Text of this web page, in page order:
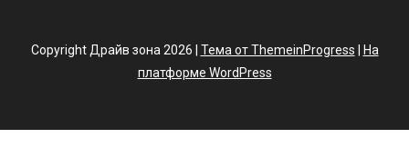
Copyright Драйв зона 2026 | Тема от ThemeinProgress
На
платформе WordPress